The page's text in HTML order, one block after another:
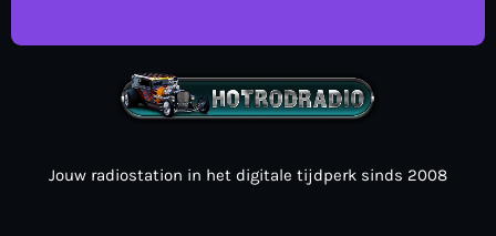
Jouw radiostation in het digitale tijdperk sinds 2008